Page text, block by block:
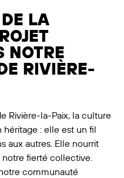
LA
NOTRE
RIVIÈRE-
Rivière-la-Paix, la culture
héritage : elle est un fil
aux autres. Elle nourrit
fierté collective.
communauté